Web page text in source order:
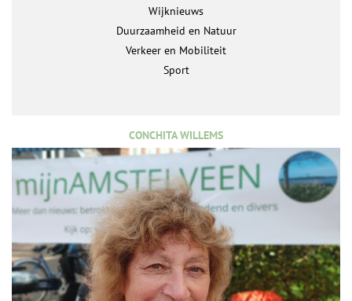
Wijknieuws
Duurzaamheid en Natuur
Verkeer en Mobiliteit
Sport
CONCHITA WILLEMS